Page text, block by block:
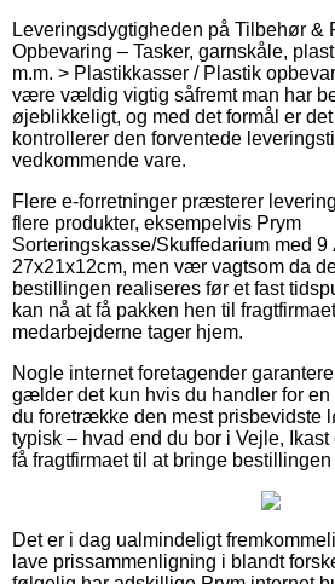
Leveringsdygtigheden på Tilbehør &
Opbevaring – Tasker, garnskåle,
m.m. > Plastikkasser / Plastik
være vældig vigtig såfremt man har
øjeblikkeligt, og med det formål er
kontrollerer den forventede
vedkommende vare.
Flere e-forretninger præsterer
flere produkter, eksempelvis Prym
Sorteringskasse/Skuffedarium med
27x21x12cm, men vær vagtsom da
bestillingen realiseres før et fast
kan nå at få pakken hen til
medarbejderne tager hjem.
Nogle internet foretagender
gælder det kun hvis du handler for
du foretrække den mest prisbevidste
typisk – hvad end du bor i Vejle,
få fragtfirmaet til at bringe
Det er i dag ualmindeligt
lave prissammenligning i blandt